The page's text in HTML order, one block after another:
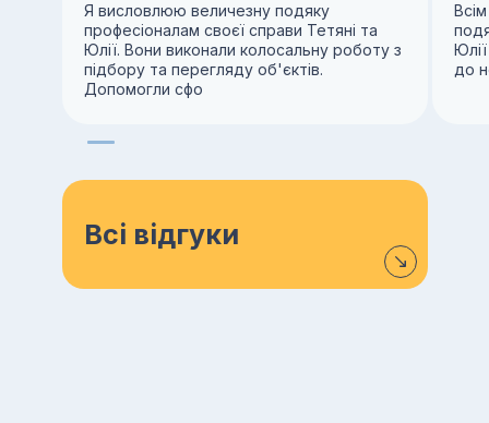
Я висловлюю величезну подяку
професіоналам своєї справи Тетяні та
Юлії. Вони виконали колосальну роботу з
підбору та перегляду об'єктів.
Допомогли сфо
до
Всі відгуки